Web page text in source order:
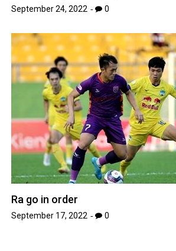
September 24, 2022 0
Ra go in order
September 17, 2022 0